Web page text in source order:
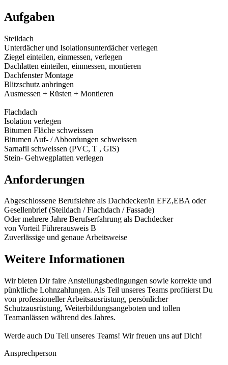
Aufgaben
Steildach
Unterdächer und Isolationsunterdächer verlegen
Ziegel einteilen, einmessen, verlegen
Dachlatten einteilen, einmessen, montieren
Dachfenster Montage
Blitzschutz anbringen
Ausmessen + Rüsten + Montieren
Flachdach
Isolation verlegen
Bitumen Fläche schweissen
Bitumen Auf- / Abbordungen schweissen
Sarnafil schweissen (PVC, T , GIS)
Stein- Gehwegplatten verlegen
Anforderungen
Abgeschlossene Berufslehre als Dachdecker/in EFZ,EBA oder
Gesellenbrief (Steildach / Flachdach / Fassade)
Oder mehrere Jahre Berufserfahrung als Dachdecker
von Vorteil Führerausweis B
Zuverlässige und genaue Arbeitsweise
Weitere Informationen
Wir bieten Dir faire Anstellungsbedingungen sowie korrekte und
pünktliche Lohnzahlungen. Als Teil unseres Teams profitierst Du
von professioneller Arbeitsausrüstung, persönlicher
Schutzausrüstung, Weiterbildungsangeboten und tollen
Teamanlässen während des Jahres.
Werde auch Du Teil unseres Teams! Wir freuen uns auf Dich!
Ansprechperson